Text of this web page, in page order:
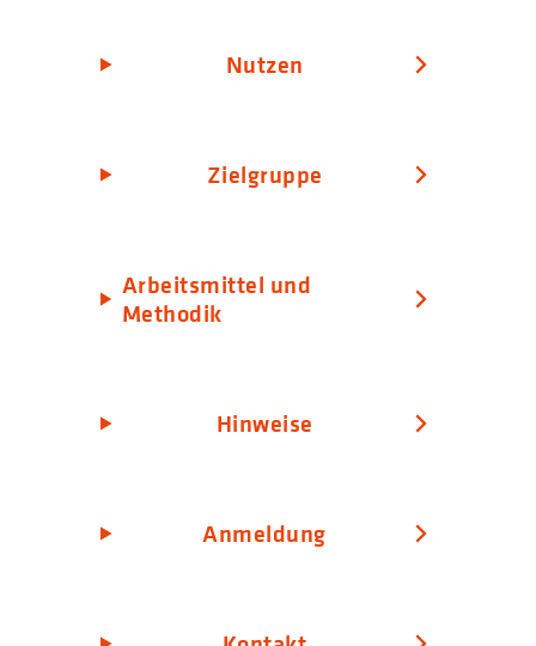
Nutzen
Zielgruppe
Arbeitsmittel und
Methodik
Hinweise
Anmeldung